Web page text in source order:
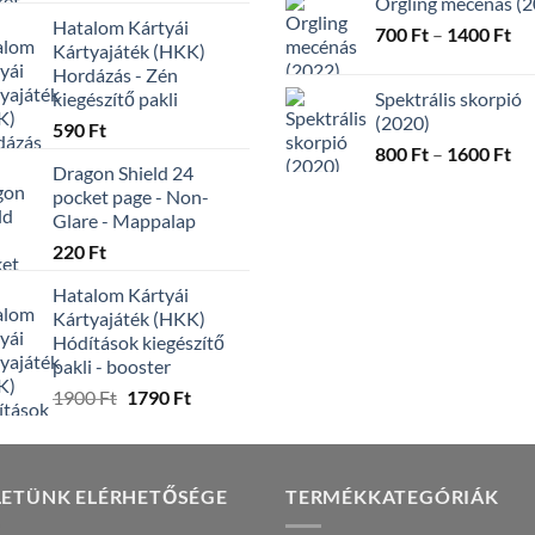
was:
3490 Ft.2290 Ft.
Hatalom Kártyái
Kártyajáték (HKK)
Hordázás - Zén
kiegészítő pakli
590 Ft
Dragon Shield 24
pocket page - Non-
Glare - Mappalap
220 Ft
Hatalom Kártyái
Kártyajáték (HKK)
Hódítások kiegészítő
pakli - booster
1900Ft Original
was:
1790 FtCurrent
is:
-
700 Ft – 1400 Ft
Spektrális skorpió
(2020)
800 Ft – 1600 Ft
ELÉRHETŐSÉGE TERMÉKKATEGÓRIÁK